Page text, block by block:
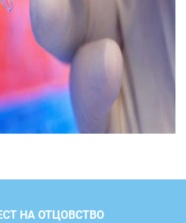
НА ОТЦОВСТВО